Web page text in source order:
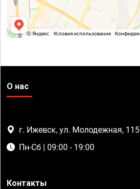
О нас
г. Ижевск, ул. Молодежная, 115
Пн-Сб | 09:00 - 19:00
Контакты